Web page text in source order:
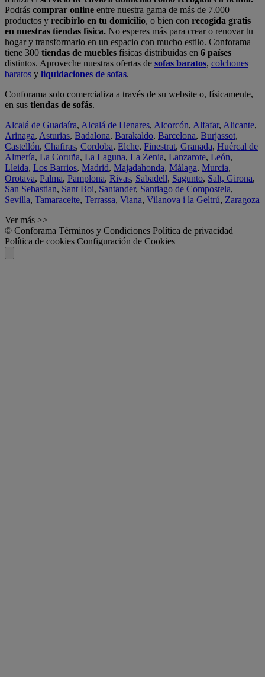
Podrás comprar online entre nuestra gama de más de 7.000
productos y recibirlo en tu domicilio, o bien con recogida gratis
en nuestras tiendas física. No esperes más para crear o renovar tu
hogar y transformarlo en un espacio con mucho estilo. Conforama
tiene 300 tiendas de muebles físicas distribuidas en 6 países
distintos. Aproveche nuestras ofertas de sofas baratos, colchones
baratos y liquidaciones de sofas.
Conforama solo comercializa a través de su website o, físicamente,
en sus tiendas de sofás.
Alcalá de Guadaíra, Alcalá de Henares, Alcorcón, Alfafar, Alicante,
Arinaga, Asturias, Badalona, Barakaldo, Barcelona, Burjassot,
Castellón, Chafiras, Cordoba, Elche, Finestrat, Granada, Huércal de
Almería, La Coruña, La Laguna, La Zenia, Lanzarote, León,
Lleida, Los Barrios, Madrid, Majadahonda, Málaga, Murcia,
Orotava, Palma, Pamplona, Rivas, Sabadell, Sagunto, Salt, Girona,
San Sebastian, Sant Boi, Santander, Santiago de Compostela,
Sevilla, Tamaraceite, Terrassa, Viana, Vilanova i la Geltrú, Zaragoza
Ver más >>
© Conforama Términos y Condiciones Política de privacidad
Política de cookies Configuración de Cookies